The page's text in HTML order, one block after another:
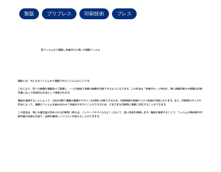
製版 プリプレス 印刷技術 プレス
原フィルムから複製し多面付けに用いる複製フィルム
複版とは、元となるフィルムから複製されたフィルムのことです。
これにより、同一の画像を複数並べて配置し、一つの刷版で多数の画像を印刷できるようになります。この手法は「多面付け」と呼ばれ、特に商業印刷や大規模な印刷
作業において効率的な方法として使用されます。
複版を使用することによって、1回の印刷で複数の画像やデザインを同時に印刷できるため、印刷時間の短縮やコスト削減が可能となります。また、印刷物のサイズや
形状によって、複数のフィルムを組み合わせて多面付けを行うことができるため、さまざまな印刷物に柔軟に対応することができます。
この技法は、特に大量生産が求められる印刷物（例えば、パッケージやラベルなど）において、高い効率を発揮します。複版を使用することで、フィルムの再利用や印
刷作業の効率化を図り、品質を維持しつつコストを抑えることができます。